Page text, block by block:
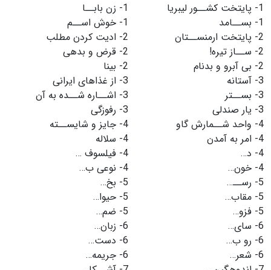
1- پایتخت کشــور لیبریا
1- بســامد
2- پایتخت ارمنســتان
2- ســاز تیره!
2- بی آبرو و بدنام
3- آستانه
3- بســتر
3- یار صندلی
4- واحد شــمارش گاو
4- امر به آمدن
4- د…
4- خون…
5- رســ…
5- مقاب…
5- فزو…
6- سای…
6- رو ب…
6- شعر…
1- زن بابــا
1- خوش اســم
2- ادیت كردن مطلب
2- قرض و بدهی
2- بینا
3- از غذاهای ایرانی
3- اشــاره شــده به آن
3- رفوزگی
4- جایز و شایســته
4- سلاله
4- فیلسوف …
4- نوعی ب…
5- بخ…
5- حیوا…
5- ضم…
6- زبان…
6- دست…
6- جریمه…